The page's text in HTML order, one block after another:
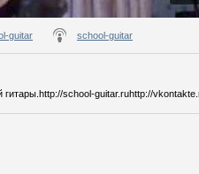
guitar school-guitar
гитары.http://school-guitar.ruhttp://